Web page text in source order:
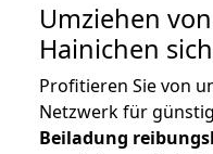
Umziehen von
Hainichen
Profitieren Sie von
Netzwerk für
Beiladung